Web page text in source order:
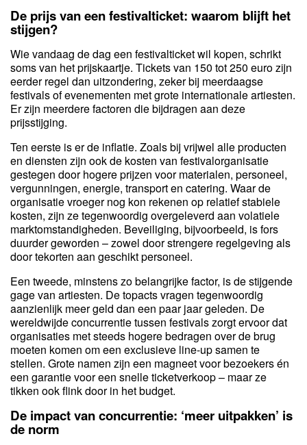
De prijs van een festivalticket: waarom blijft het
stijgen?
Wie vandaag de dag een festivalticket wil kopen, schrikt
soms van het prijskaartje. Tickets van 150 tot 250 euro zijn
eerder regel dan uitzondering, zeker bij meerdaagse
festivals of evenementen met grote internationale artiesten.
Er zijn meerdere factoren die bijdragen aan deze
prijsstijging.
Ten eerste is er de inflatie. Zoals bij vrijwel alle producten
en diensten zijn ook de kosten van festivalorganisatie
gestegen door hogere prijzen voor materialen, personeel,
vergunningen, energie, transport en catering. Waar de
organisatie vroeger nog kon rekenen op relatief stabiele
kosten, zijn ze tegenwoordig overgeleverd aan volatiele
marktomstandigheden. Beveiliging, bijvoorbeeld, is fors
duurder geworden – zowel door strengere regelgeving als
door tekorten aan geschikt personeel.
Een tweede, minstens zo belangrijke factor, is de stijgende
gage van artiesten. De topacts vragen tegenwoordig
aanzienlijk meer geld dan een paar jaar geleden. De
wereldwijde concurrentie tussen festivals zorgt ervoor dat
organisaties met steeds hogere bedragen over de brug
moeten komen om een exclusieve line-up samen te
stellen. Grote namen zijn een magneet voor bezoekers én
een garantie voor een snelle ticketverkoop – maar ze
tikken ook flink door in het budget.
De impact van concurrentie: ‘meer uitpakken’ is
de norm